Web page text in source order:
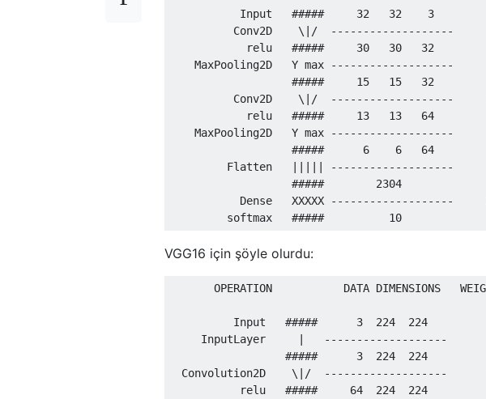
           Input   #####     32   32    3
Conv2D    \|/  -------------------
            relu   #####     30   30   32
MaxPooling2D   Y max -------------------
                   #####     15   15   32
Conv2D    \|/  -------------------
            relu   #####     13   13   64
MaxPooling2D   Y max -------------------
                   #####      6    6   64
Flatten   ||||| -------------------
                   #####        2304
Dense   XXXXX -------------------
VGG16 için şöyle olurdu:
OPERATION           DATA DIMENSIONS
          Input   #####      3  224  224
InputLayer     |   -------------------
                  #####      3  224  224
Convolution2D    \|/  -------------------
           relu   #####     64  224  224